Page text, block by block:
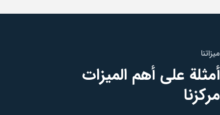
ميزاتنا
أمثلة على أهم الميزات
مركزنا